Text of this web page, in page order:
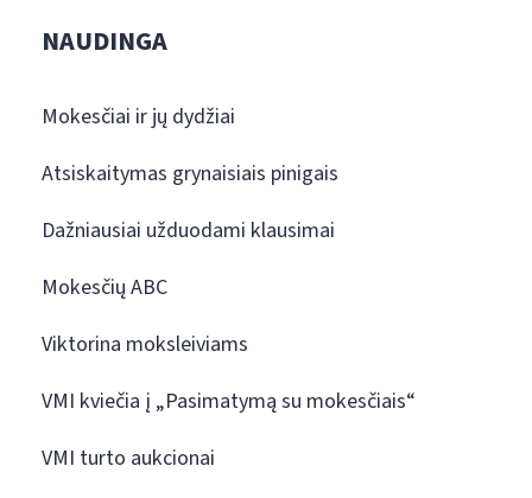
NAUDINGA
Mokesčiai ir jų dydžiai
Atsiskaitymas grynaisiais pinigais
Dažniausiai užduodami klausimai
Mokesčių ABC
Viktorina moksleiviams
VMI kviečia į „Pasimatymą su mokesčiais“
VMI turto aukcionai